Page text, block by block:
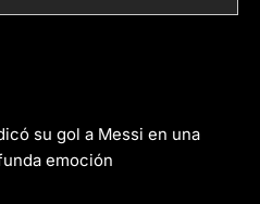
su gol a Messi en una
emoción